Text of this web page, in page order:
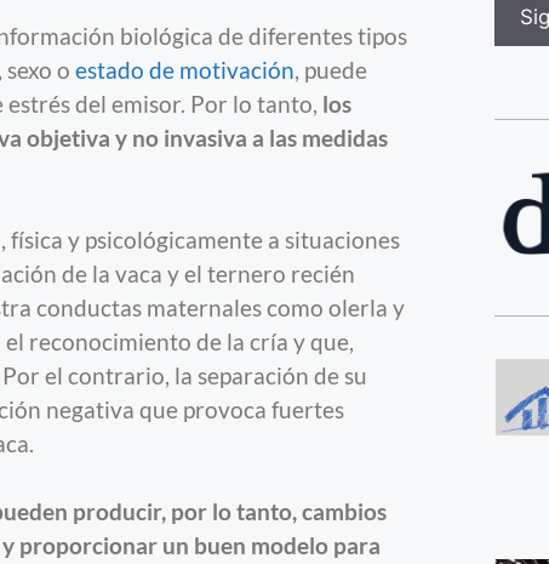
biológica de diferentes tipos
o estado de motivación, puede
del emisor. Por lo tanto, los
objetiva y no invasiva a las medidas
física y psicológicamente a situaciones
de la vaca y el ternero recién
conductas maternales como olerla y
reconocimiento de la cría y que,
el contrario, la separación de su
negativa que provoca fuertes
producir, por lo tanto, cambios
y proporcionar un buen modelo para